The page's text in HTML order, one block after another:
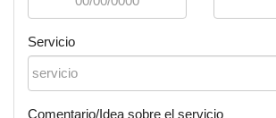
Servicio
Comentario/Idea sobre el servicio